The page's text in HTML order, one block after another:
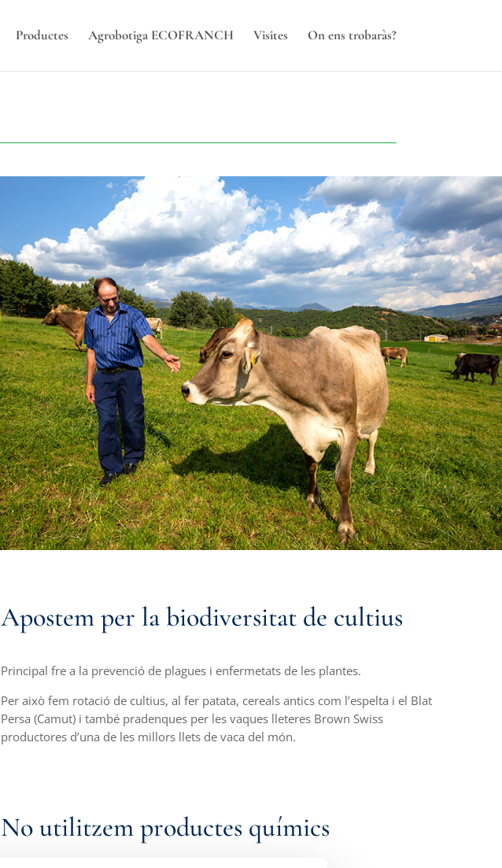
Productes Agrobotiga ECOFRANCH Visites On ens trobaràs?
Apostem per la biodiversitat de cultius
Principal fre a la prevenció de plagues i enfermetats de les plantes.
Per això fem rotació de cultius, al fer patata, cereals antics com l’espelta i el Blat
Persa (Camut) i també pradenques per les vaques lleteres Brown Swiss
productores d’una de les millors llets de vaca del món.
No utilitzem productes químics